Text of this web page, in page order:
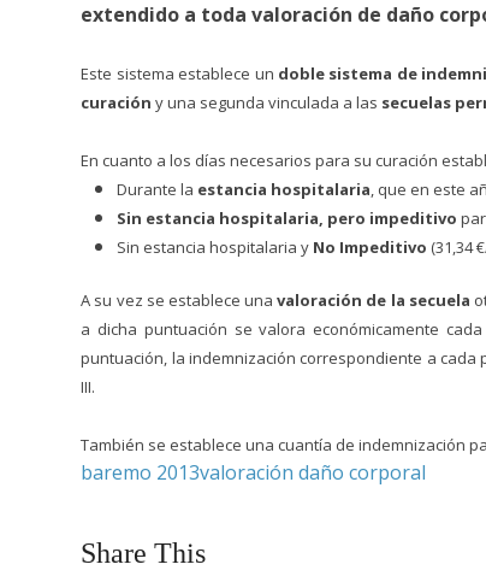
extendido a toda valoración de daño
Este sistema establece un doble sistema de
curación y una segunda vinculada a las secuelas
En cuanto a los días necesarios para su curación
Durante la estancia hospitalaria, que en este
Sin estancia hospitalaria, pero impeditivo
Sin estancia hospitalaria y No Impeditivo (31,34
A su vez se establece unavaloración de la secuela
a dicha puntuación se valora económicamente
puntuación, la indemnización correspondiente a cada
III.
También se establece una cuantía de indemnización
baremo 2013valoración daño corporal
Share This